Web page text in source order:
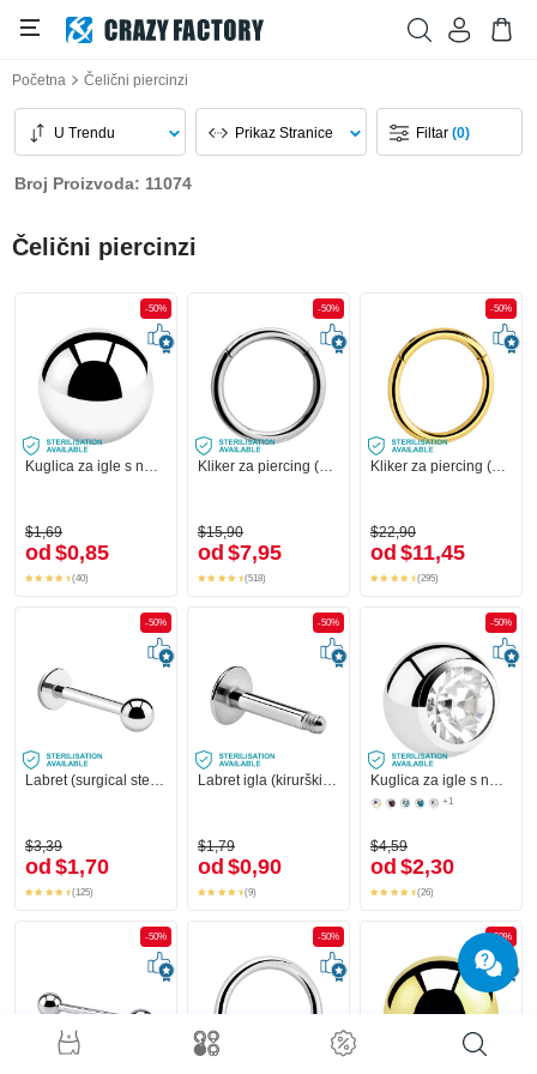
Početna Čelični piercinzi
U Trendu Prikaz Stranice Filtar(0)
Broj Proizvoda: 11074
Čelični piercinzi
-50%
Kuglica za igle s navojem (kirurški čelik, srebrna, sjajna završna obrada)
$1,69
od $0,85
(40)
-50%
Kliker za piercing (kirurški čelik, srebrna, sjajna završna obrada)
$15,90
od $7,95
(518)
-50%
Kliker za piercing (kirurški čelik, zlatna, sjajna završna obrada)
$22,90
od $11,45
(295)
-50%
$3,39
od $1,70
(125)
-50%
$1,79
od $0,90
(9)
-50%
+1
$4,59
od $2,30
(26)
-50% -50% -50%